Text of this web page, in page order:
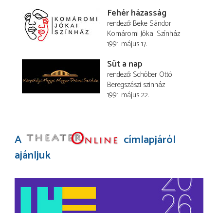
Fehér házasság
rendező Beke Sándor
Komáromi Jókai Színház
1991. május 17.
Süt a nap
rendező Schóber Ottó
Beregszászi szinház
1991. május 22.
A
címlapjáról
ajánljuk